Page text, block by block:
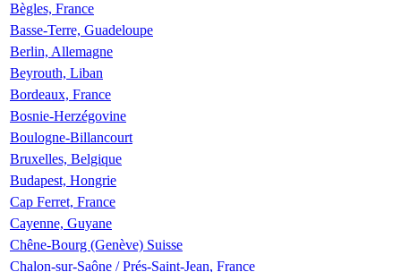
Bègles, France
Basse-Terre, Guadeloupe
Berlin, Allemagne
Beyrouth, Liban
Bordeaux, France
Bosnie-Herzégovine
Boulogne-Billancourt
Bruxelles, Belgique
Budapest, Hongrie
Cap Ferret, France
Cayenne, Guyane
Chêne-Bourg (Genève) Suisse
Chalon-sur-Saône / Prés-Saint-Jean, France